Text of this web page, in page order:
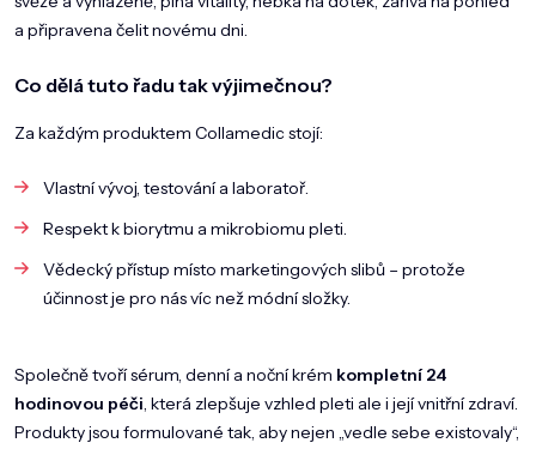
a připravena čelit novému dni.
Co dělá tuto řadu tak výjimečnou?
Za každým produktem Collamedic stojí:
Vlastní vývoj, testování a laboratoř.
Respekt k biorytmu a mikrobiomu pleti.
Vědecký přístup místo marketingových slibů – protože
účinnost je pro nás víc než módní složky.
Společně tvoří sérum, denní a noční krém kompletní 24
hodinovou péči, která zlepšuje vzhled pleti ale i její vnitřní zdraví.
Produkty jsou formulované tak, aby nejen „vedle sebe existovaly“,